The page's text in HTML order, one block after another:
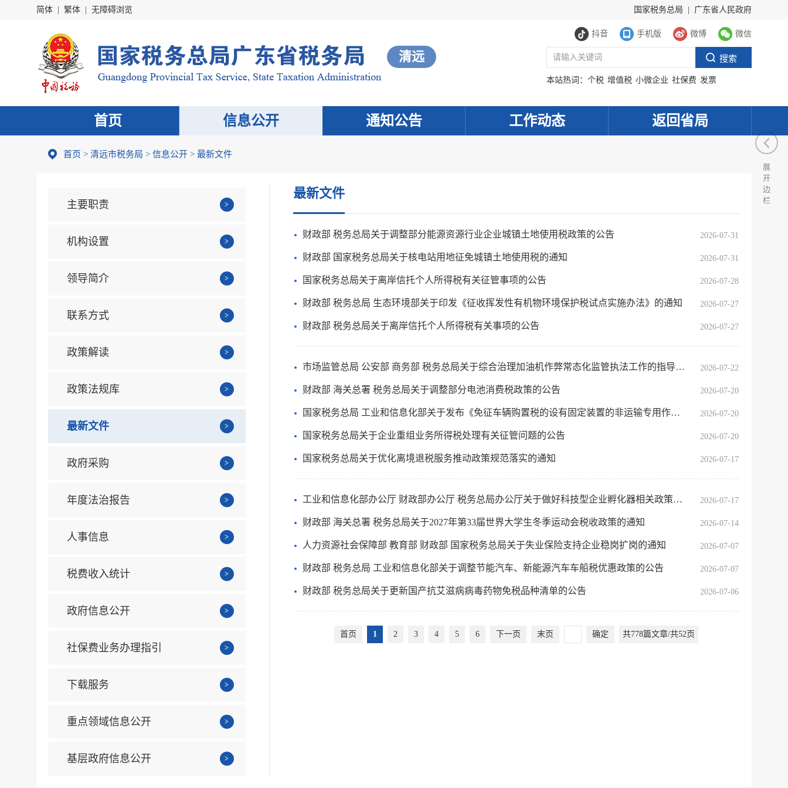
简体 繁体 无障碍浏览 国家税务总局 广东省人民政府
抖音 手机版 微博 微信
清远
本站热词： 个税 增值税 小微企业 社保费 发票
首页 信息公开 通知公告 工作动态 返回省局
首页 > 清远市税务局 > 信息公开 > 最新文件
主要职责
机构设置
领导简介
联系方式
政策解读
政策法规库
最新文件
政府采购
年度法治报告
人事信息
税费收入统计
政府信息公开
社保费业务办理指引
下载服务
重点领域信息公开
基层政府信息公开
最新文件
财政部 税务总局关于调整部分能源资源行业企业城镇土地使用税政策的公告 2026-07-31
财政部 国家税务总局关于核电站用地征免城镇土地使用税的通知 2026-07-31
国家税务总局关于离岸信托个人所得税有关征管事项的公告 2026-07-28
财政部 税务总局 生态环境部关于印发《征收挥发性有机物环境保护税试点实施办法》的通知 2026-07-27
财政部 税务总局关于离岸信托个人所得税有关事项的公告 2026-07-27
市场监管总局 公安部 商务部 税务总局关于综合治理加油机作弊常态化监管执法工作的指导意见 2026-07-22
财政部 海关总署 税务总局关于调整部分电池消费税政策的公告 2026-07-20
国家税务总局 工业和信息化部关于发布《免征车辆购置税的设有固定装置的非运输专用作业车辆目录》（第二十二批）的公告 2026-07-20
国家税务总局关于企业重组业务所得税处理有关征管问题的公告 2026-07-20
国家税务总局关于优化离境退税服务推动政策规范落实的通知 2026-07-17
工业和信息化部办公厅 财政部办公厅 税务总局办公厅关于做好科技型企业孵化器相关政策衔接工作的通知 2026-07-17
财政部 海关总署 税务总局关于2027年第33届世界大学生冬季运动会税收政策的通知 2026-07-14
人力资源社会保障部 教育部 财政部 国家税务总局关于失业保险支持企业稳岗扩岗的通知 2026-07-07
财政部 税务总局 工业和信息化部关于调整节能汽车、新能源汽车车船税优惠政策的公告 2026-07-07
财政部 税务总局关于更新国产抗艾滋病病毒药物免税品种清单的公告 2026-07-06
首页 1 2 3 4 5 6 下一页 末页 确定 共778篇文章/共52页
展
开
边
栏